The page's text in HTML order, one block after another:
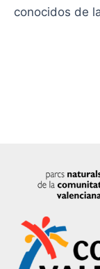
conocidos de